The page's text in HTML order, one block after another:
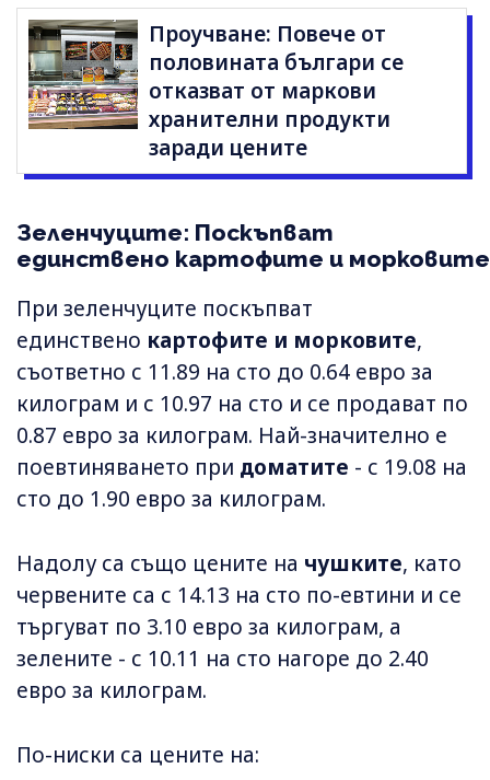
Проучване: Повече от
половината българи се
отказват от маркови
хранителни продукти
заради цените
Зеленчуците: Поскъпват
единствено картофите и морковите
При зеленчуците поскъпват
единствено картофите и морковите,
съответно с 11.89 на сто до 0.64 евро за
килограм и с 10.97 на сто и се продават по
0.87 евро за килограм. Най-значително е
поевтиняването при доматите - с 19.08 на
сто до 1.90 евро за килограм.
Надолу са също цените на чушките, като
червените са с 14.13 на сто по-евтини и се
търгуват по 3.10 евро за килограм, а
зелените - с 10.11 на сто нагоре до 2.40
евро за килограм.
По-ниски са цените на: